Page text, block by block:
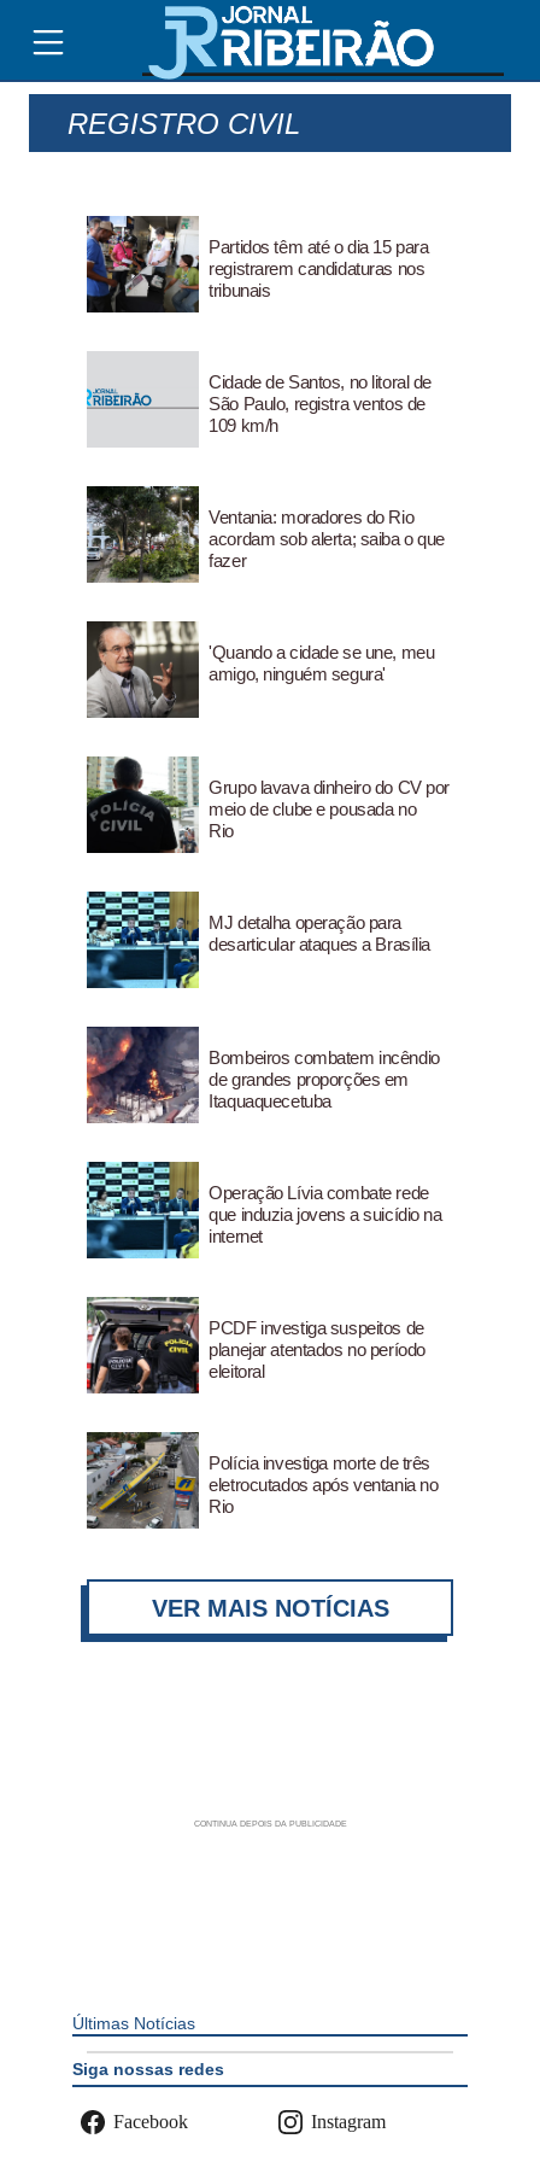
REGISTRO CIVIL
Partidos têm até o dia 15 para
registrarem candidaturas nos
tribunais
Cidade de Santos, no litoral de
São Paulo, registra ventos de
109 km/h
Ventania: moradores do Rio
acordam sob alerta; saiba o que
fazer
'Quando a cidade se une, meu
amigo, ninguém segura'
Grupo lavava dinheiro do CV por
meio de clube e pousada no
Rio
MJ detalha operação para
desarticular ataques a Brasília
Bombeiros combatem incêndio
de grandes proporções em
Itaquaquecetuba
Operação Lívia combate rede
que induzia jovens a suicídio na
internet
PCDF investiga suspeitos de
planejar atentados no período
eleitoral
Polícia investiga morte de três
eletrocutados após ventania no
Rio
VER MAIS NOTÍCIAS
Últimas Notícias
Siga nossas redes
Facebook Instagram